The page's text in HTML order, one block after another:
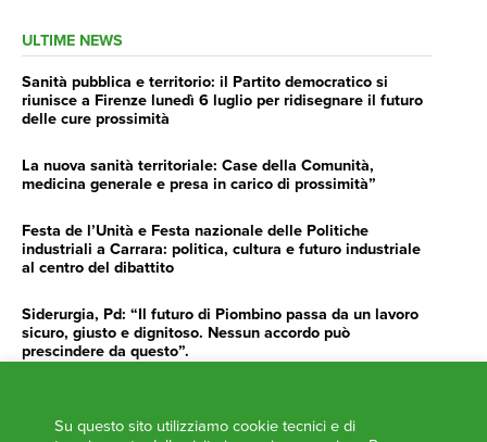
ULTIME NEWS
Sanità pubblica e territorio: il Partito democratico si
riunisce a Firenze lunedì 6 luglio per ridisegnare il futuro
delle cure prossimità
La nuova sanità territoriale: Case della Comunità,
medicina generale e presa in carico di prossimità”
Festa de l’Unità e Festa nazionale delle Politiche
industriali a Carrara: politica, cultura e futuro industriale
al centro del dibattito
Siderurgia, Pd: “Il futuro di Piombino passa da un lavoro
sicuro, giusto e dignitoso. Nessun accordo può
prescindere da questo”.
impegno e determinazione delle istituzioni”
Su questo sito utilizziamo cookie tecnici e di